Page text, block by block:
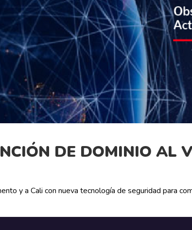
DE DOMINIO AL
y a Cali con nueva tecnología de seguridad para